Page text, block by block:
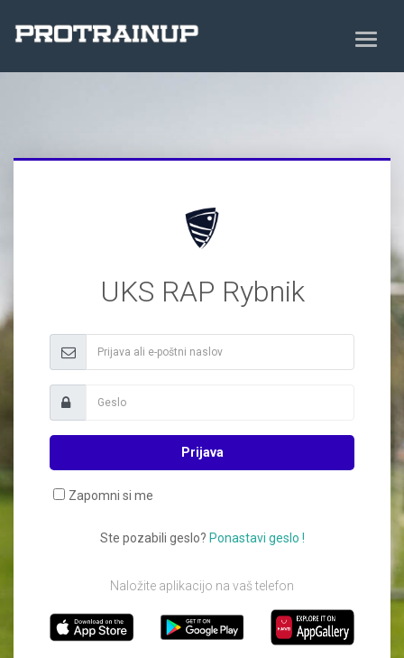
UKS RAP Rybnik
Prijava
Zapomni si me
Ste pozabili geslo? Ponastavi geslo !
Naložite aplikacijo na vaš telefon